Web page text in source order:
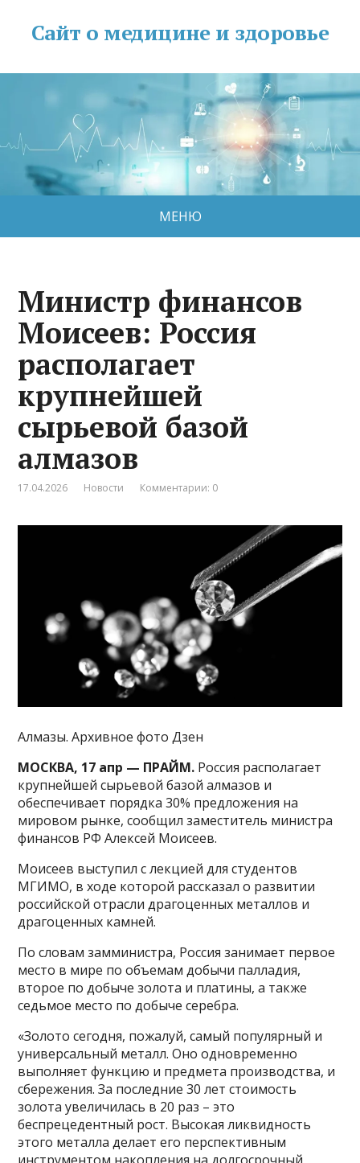
Сайт о медицине и здоровье
МЕНЮ
Министр финансов
Моисеев: Россия
располагает
крупнейшей
сырьевой базой
алмазов
17.04.2026 Новости Комментарии: 0
Алмазы. Архивное фото Дзен
МОСКВА, 17 апр — ПРАЙМ. Россия располагает
крупнейшей сырьевой базой алмазов и
обеспечивает порядка 30% предложения на
мировом рынке, сообщил заместитель министра
финансов РФ Алексей Моисеев.
Моисеев выступил с лекцией для студентов
МГИМО, в ходе которой рассказал о развитии
российской отрасли драгоценных металлов и
драгоценных камней.
По словам замминистра, Россия занимает первое
место в мире по объемам добычи палладия,
второе по добыче золота и платины, а также
седьмое место по добыче серебра.
«Золото сегодня, пожалуй, самый популярный и
универсальный металл. Оно одновременно
выполняет функцию и предмета производства, и
сбережения. За последние 30 лет стоимость
золота увеличилась в 20 раз – это
беспрецедентный рост. Высокая ликвидность
этого металла делает его перспективным